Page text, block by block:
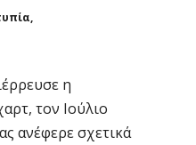
η
τον Ιούλιο
ανέφερε σχετικά